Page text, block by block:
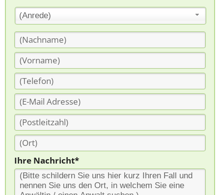
(Anrede)
Ihre Nachricht*